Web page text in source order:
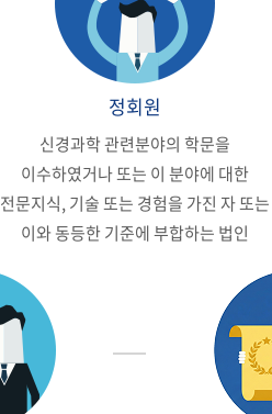
정회원
신경과학 관련분야의 학문을
이수하였거나 또는 이 분야에 대한
전문지식, 기술 또는 경험을 가진 자 또는
이와 동등한 기준에 부합하는 법인